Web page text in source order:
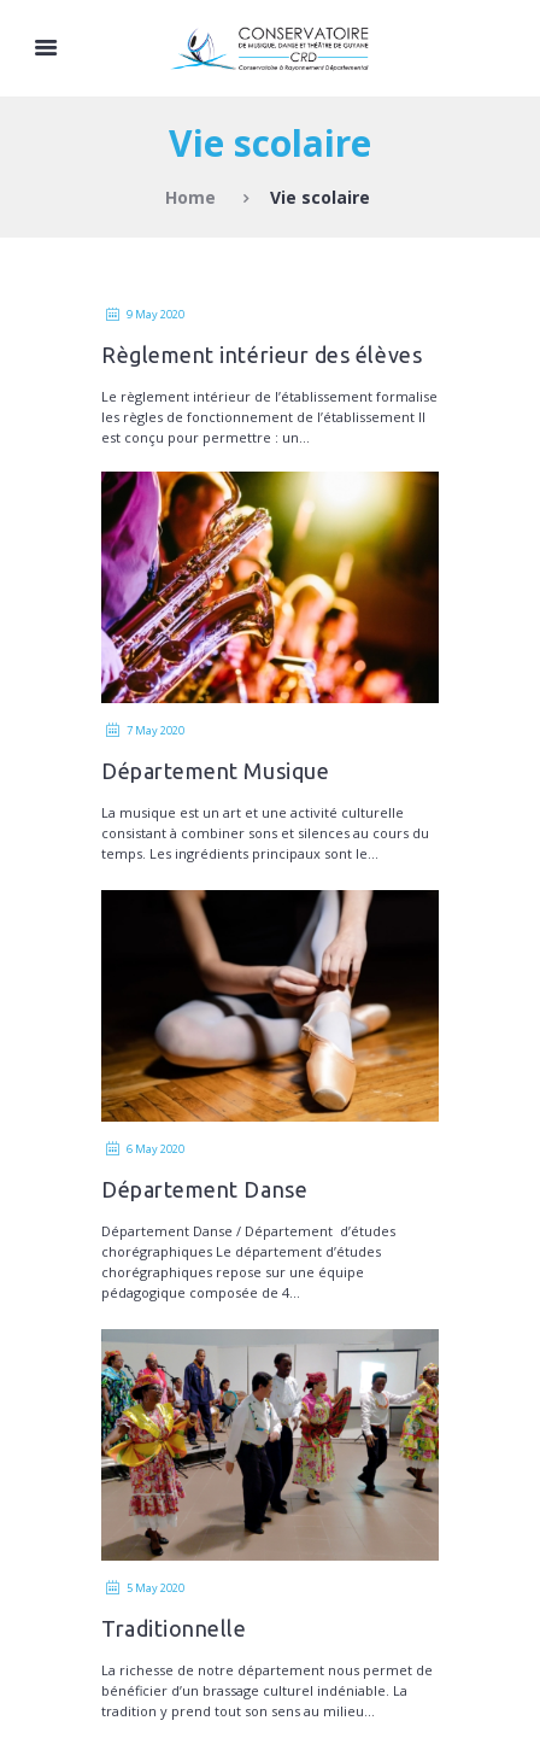
Vie scolaire
Home Vie scolaire
9 May 2020
Règlement intérieur des élèves
Le règlement intérieur de l’établissement formalise
les règles de fonctionnement de l’établissement Il
est conçu pour permettre : un...
7 May 2020
Département Musique
La musique est un art et une activité culturelle
consistant à combiner sons et silences au cours du
temps. Les ingrédients principaux sont le...
6 May 2020
Département Danse
Département Danse / Département d’études
chorégraphiques Le département d’études
chorégraphiques repose sur une équipe
pédagogique composée de 4...
5 May 2020
Traditionnelle
La richesse de notre département nous permet de
bénéficier d’un brassage culturel indéniable. La
tradition y prend tout son sens au milieu...